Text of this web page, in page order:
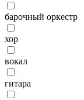
барочный оркестр
хор
вокал
гитара